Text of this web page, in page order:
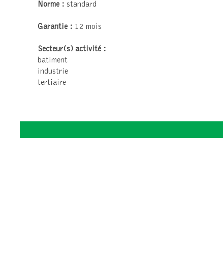
Norme : standard
Garantie : 12 mois
Secteur(s) activité :
batiment
industrie
tertiaire